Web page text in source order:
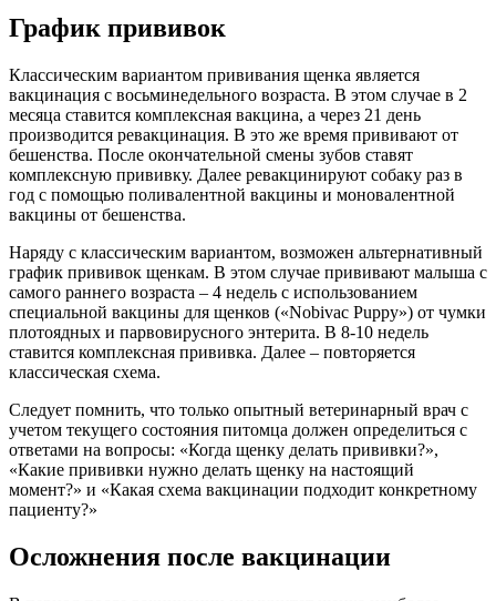
График прививок
Классическим вариантом прививания щенка является
вакцинация с восьминедельного возраста. В этом случае в 2
месяца ставится комплексная вакцина, а через 21 день
производится ревакцинация. В это же время прививают от
бешенства. После окончательной смены зубов ставят
комплексную прививку. Далее ревакцинируют собаку раз в
год с помощью поливалентной вакцины и моновалентной
вакцины от бешенства.
Наряду с классическим вариантом, возможен альтернативный
график прививок щенкам. В этом случае прививают малыша с
самого раннего возраста – 4 недель с использованием
специальной вакцины для щенков («Nobivac Puppy») от чумки
плотоядных и парвовирусного энтерита. В 8-10 недель
ставится комплексная прививка. Далее – повторяется
классическая схема.
Следует помнить, что только опытный ветеринарный врач с
учетом текущего состояния питомца должен определиться с
ответами на вопросы: «Когда щенку делать прививки?»,
«Какие прививки нужно делать щенку на настоящий
момент?» и «Какая схема вакцинации подходит конкретному
пациенту?»
Осложнения после вакцинации